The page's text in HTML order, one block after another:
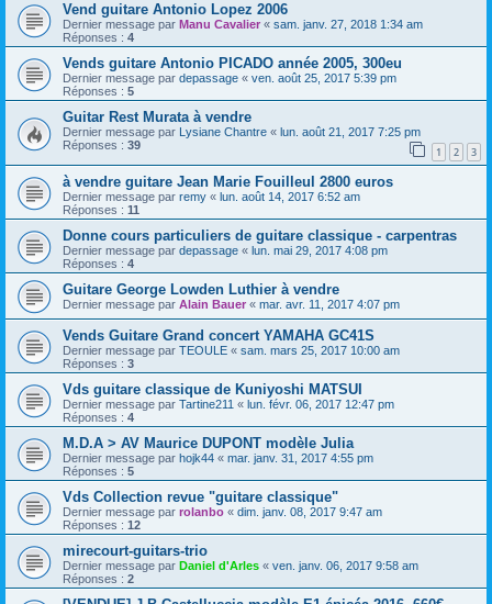
Vend guitare Antonio Lopez 2006
Dernier message par Manu Cavalier « sam. janv. 27, 2018 1:34 am
Réponses : 4
Vends guitare Antonio PICADO année 2005, 300eu
Dernier message par depassage « ven. août 25, 2017 5:39 pm
Réponses : 5
Guitar Rest Murata à vendre
Dernier message par Lysiane Chantre « lun. août 21, 2017 7:25 pm
Réponses : 39 1 2 3
à vendre guitare Jean Marie Fouilleul 2800 euros
Dernier message par remy « lun. août 14, 2017 6:52 am
Réponses : 11
Donne cours particuliers de guitare classique - carpentras
Dernier message par depassage « lun. mai 29, 2017 4:08 pm
Réponses : 4
Guitare George Lowden Luthier à vendre
Dernier message par Alain Bauer « mar. avr. 11, 2017 4:07 pm
Vends Guitare Grand concert YAMAHA GC41S
Dernier message par TEOULE « sam. mars 25, 2017 10:00 am
Réponses : 3
Vds guitare classique de Kuniyoshi MATSUI
Dernier message par Tartine211 « lun. févr. 06, 2017 12:47 pm
Réponses : 4
M.D.A > AV Maurice DUPONT modèle Julia
Dernier message par hojk44 « mar. janv. 31, 2017 4:55 pm
Réponses : 5
Vds Collection revue "guitare classique"
Dernier message par rolanbo « dim. janv. 08, 2017 9:47 am
Réponses : 12
mirecourt-guitars-trio
Dernier message par Daniel d'Arles « ven. janv. 06, 2017 9:58 am
Réponses : 2